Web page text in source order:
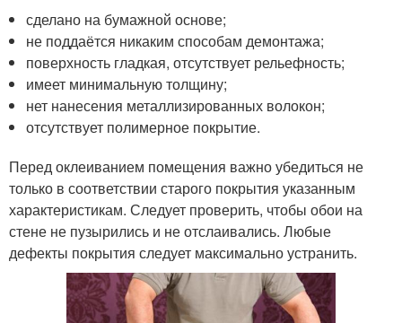
сделано на бумажной основе;
не поддаётся никаким способам демонтажа;
поверхность гладкая, отсутствует рельефность;
имеет минимальную толщину;
нет нанесения металлизированных волокон;
отсутствует полимерное покрытие.
Перед оклеиванием помещения важно убедиться не
только в соответствии старого покрытия указанным
характеристикам. Следует проверить, чтобы обои на
стене не пузырились и не отслаивались. Любые
дефекты покрытия следует максимально устранить.